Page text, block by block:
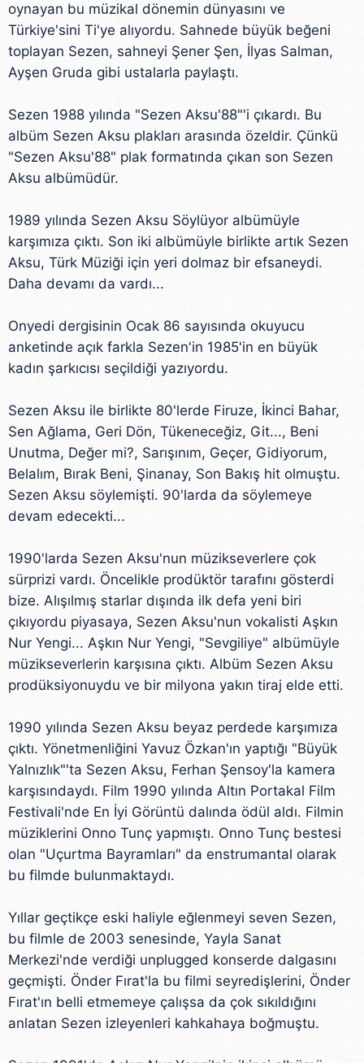
oynayan bu müzikal dönemin dünyasını ve
Türkiye'sini Ti'ye alıyordu. Sahnede büyük beğeni
toplayan Sezen, sahneyi Şener Şen, İlyas Salman,
Ayşen Gruda gibi ustalarla paylaştı.
Sezen 1988 yılında "Sezen Aksu'88"'i çıkardı. Bu
albüm Sezen Aksu plakları arasında özeldir. Çünkü
"Sezen Aksu'88" plak formatında çıkan son Sezen
Aksu albümüdür.
1989 yılında Sezen Aksu Söylüyor albümüyle
karşımıza çıktı. Son iki albümüyle birlikte artık Sezen
Aksu, Türk Müziği için yeri dolmaz bir efsaneydi.
Daha devamı da vardı...
Onyedi dergisinin Ocak 86 sayısında okuyucu
anketinde açık farkla Sezen'in 1985'in en büyük
kadın şarkıcısı seçildiği yazıyordu.
Sezen Aksu ile birlikte 80'lerde Firuze, İkinci Bahar,
Sen Ağlama, Geri Dön, Tükeneceğiz, Git..., Beni
Unutma, Değer mi?, Sarışınım, Geçer, Gidiyorum,
Belalım, Bırak Beni, Şinanay, Son Bakış hit olmuştu.
Sezen Aksu söylemişti. 90'larda da söylemeye
devam edecekti...
1990'larda Sezen Aksu'nun müzikseverlere çok
sürprizi vardı. Öncelikle prodüktör tarafını gösterdi
bize. Alışılmış starlar dışında ilk defa yeni biri
çıkıyordu piyasaya, Sezen Aksu'nun vokalisti Aşkın
Nur Yengi... Aşkın Nur Yengi, "Sevgiliye" albümüyle
müzikseverlerin karşısına çıktı. Albüm Sezen Aksu
prodüksiyonuydu ve bir milyona yakın tiraj elde etti.
1990 yılında Sezen Aksu beyaz perdede karşımıza
çıktı. Yönetmenliğini Yavuz Özkan'ın yaptığı "Büyük
Yalnızlık"'ta Sezen Aksu, Ferhan Şensoy'la kamera
karşısındaydı. Film 1990 yılında Altın Portakal Film
Festivali'nde En İyi Görüntü dalında ödül aldı. Filmin
müziklerini Onno Tunç yapmıştı. Onno Tunç bestesi
olan "Uçurtma Bayramları" da enstrumantal olarak
bu filmde bulunmaktaydı.
Yıllar geçtikçe eski haliyle eğlenmeyi seven Sezen,
bu filmle de 2003 senesinde, Yayla Sanat
Merkezi'nde verdiği unplugged konserde dalgasını
geçmişti. Önder Fırat'la bu filmi seyredişlerini, Önder
Fırat'ın belli etmemeye çalışsa da çok sıkıldığını
anlatan Sezen izleyenleri kahkahaya boğmuştu.